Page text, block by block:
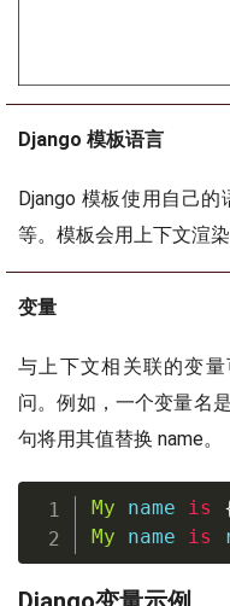
Django 模板语言
Django 模板使用自己
等。模板会用上下文渲
变量
与上下文相关联的变
问。例如，一个变量名
句将用其值替换 name。
My name is
My name is